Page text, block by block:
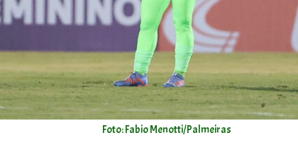
Foto: Fabio Menotti/Palmeiras